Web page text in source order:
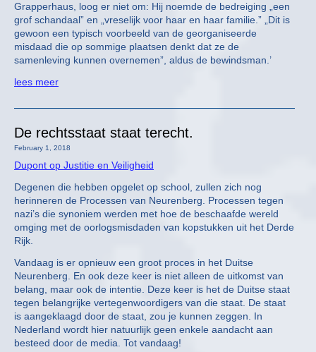
Grapperhaus, loog er niet om: Hij noemde de bedreiging „een
grof schandaal” en „vreselijk voor haar en haar familie.” „Dit is
gewoon een typisch voorbeeld van de georganiseerde
misdaad die op sommige plaatsen denkt dat ze de
samenleving kunnen overnemen”, aldus de bewindsman.’
lees meer
De rechtsstaat staat terecht.
February 1, 2018
Dupont op Justitie en Veiligheid
Degenen die hebben opgelet op school, zullen zich nog
herinneren de Processen van Neurenberg. Processen tegen
nazi’s die synoniem werden met hoe de beschaafde wereld
omging met de oorlogsmisdaden van kopstukken uit het Derde
Rijk.
Vandaag is er opnieuw een groot proces in het Duitse
Neurenberg. En ook deze keer is niet alleen de uitkomst van
belang, maar ook de intentie. Deze keer is het de Duitse staat
tegen belangrijke vertegenwoordigers van die staat. De staat
is aangeklaagd door de staat, zou je kunnen zeggen. In
Nederland wordt hier natuurlijk geen enkele aandacht aan
besteed door de media. Tot vandaag!